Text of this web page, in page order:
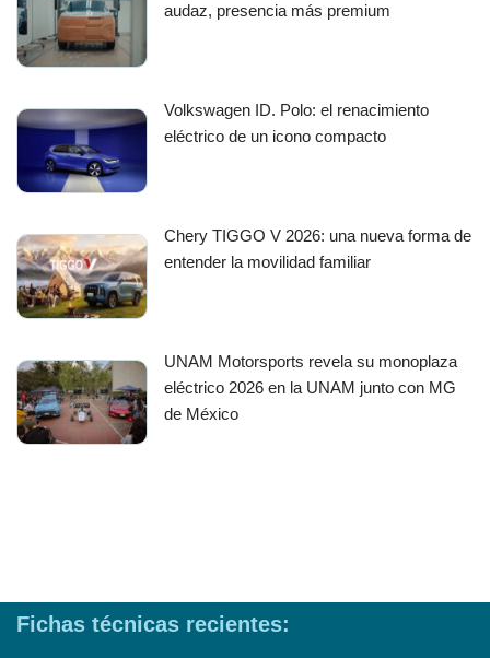
audaz, presencia más premium
Volkswagen ID. Polo: el renacimiento
eléctrico de un icono compacto
Chery TIGGO V 2026: una nueva forma de
entender la movilidad familiar
UNAM Motorsports revela su monoplaza
eléctrico 2026 en la UNAM junto con MG
de México
Fichas técnicas recientes: